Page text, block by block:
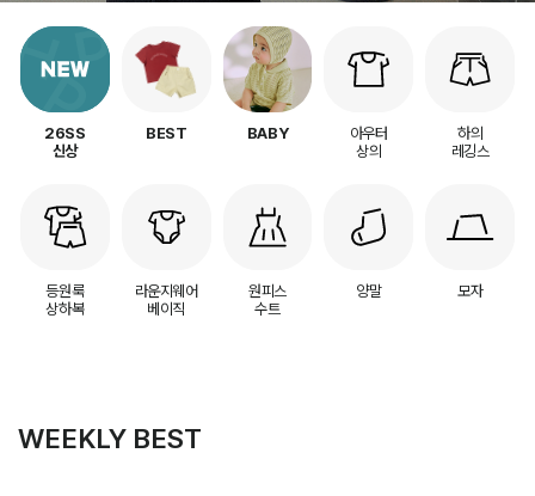
26SS
신상
BEST BABY
아우터
상의
하의
레깅스
등원룩
상하복
라운지웨어
베이직
원피스
수트
양말 모자
WEEKLY BEST